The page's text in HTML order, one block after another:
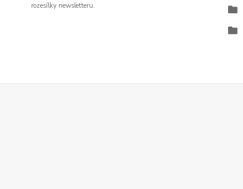
rozesílky newsletteru.